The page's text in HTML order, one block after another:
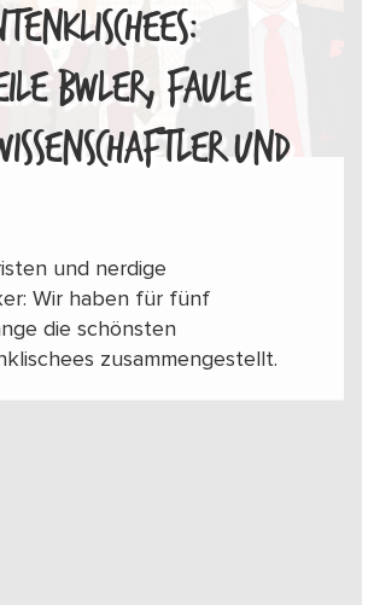
BWLER, FAULE
UND
und nerdige
Wir haben für fünf
die schönsten
zusammengestellt.